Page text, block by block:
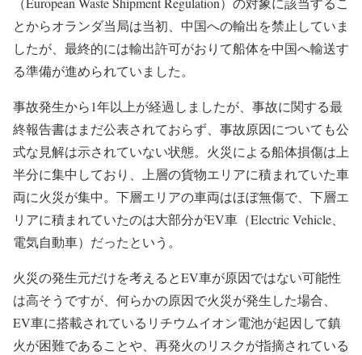
とからオランダ当局は当初、中国への輸出を禁止していま
したが、最終的には輸出許可がおりて船体を中国へ輸送す
る準備が進められていました。
事故発生から1年以上が経過しましたが、事故に関する最
終報告書はまだ公表されておらず、事故原因についても公
式な見解は示されていない状態。火災による船体損傷は上
半分に集中しており、上層の貨物エリアに積まれていた車
両に火災が集中。下層エリアの車両はほぼ無傷で、下層エ
リアに積まれていたのは大部分がEV車（Electric Vehicle、
電気自動車）だったという。
火災の発生元だけを考えるとEV車が原因ではない可能性
は高そうですが、何らかの原因で火災が発生した場合、
EV車に搭載されているリチウムイオン電池が起因して鎮
火が困難であることや、再発火のリスクが指摘されている